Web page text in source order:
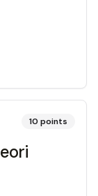
10 points